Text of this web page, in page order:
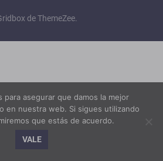
de ThemeZee.
para asegurar que damos la mejor
en nuestra web. Si sigues utilizando
que estás de acuerdo.
VALE